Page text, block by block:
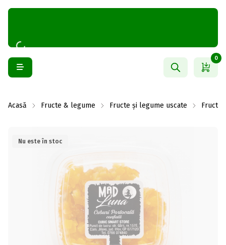
0
Acasă Fructe & legume Fructe și legume uscate Fructe
Nu este în stoc